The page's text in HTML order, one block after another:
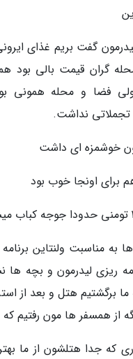
لیدرمون گفت بریم غذای
گران قیمت بالی بود
فضا و محله همونی
نداشت.
خوشمزه ای داشت
برای اونجا خوب بود
به مناسبت ولنتاین
ریزی لیدرمون و بچه ها
ما برگشتیم هتل و بعد از
از همسفر ها مون رفتیم
که جدا هتلشون از ما